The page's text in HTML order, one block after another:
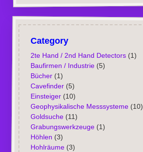
Category
2te Hand / 2nd Hand Detectors(1)
Baufirmen / Industrie(5)
Bücher(1)
Cavefinder(5)
Einsteiger(10)
Geophysikalische Messsysteme(10)
Goldsuche(11)
Grabungswerkzeuge(1)
Höhlen (3)
Hohlräume(3)